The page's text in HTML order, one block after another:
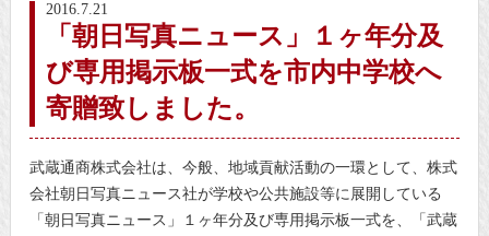
2016.7.21
「朝日写真ニュース」１ヶ年分及
び専用掲示板一式を市内中学校へ
寄贈致しました。
武蔵通商株式会社は、今般、地域貢献活動の一環として、株式
会社朝日写真ニュース社が学校や公共施設等に展開している
「朝日写真ニュース」１ヶ年分及び専用掲示板一式を、「武蔵